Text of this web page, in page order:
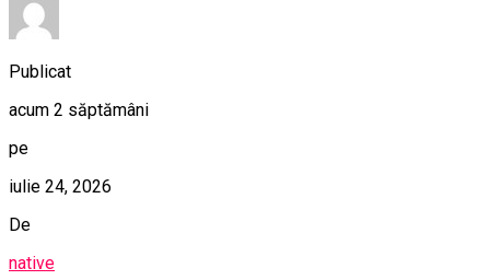
Publicat
acum 2 săptămâni
pe
iulie 24, 2026
De
native